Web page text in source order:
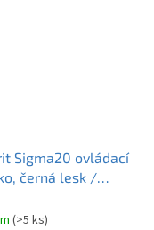
Sigma20 ovládací
černá lesk /
(>5 ks)